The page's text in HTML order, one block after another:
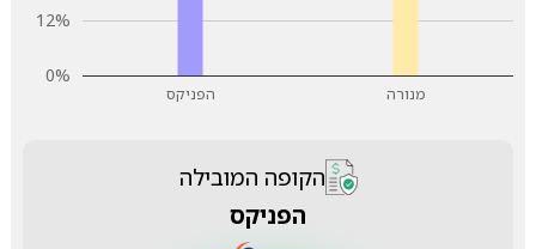
הפניקס מנורה
0%
12%
הקופה המובילה
הפניקס